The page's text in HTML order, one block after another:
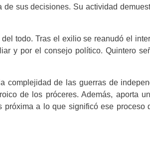
sus decisiones. Su actividad
todo. Tras el exilio se reanudó el
y por el consejo político. Quintero
complejidad de las guerras de
de los próceres. Además, aporta
próxima a lo que significó ese proceso